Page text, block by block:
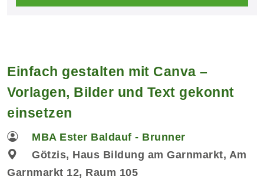
Einfach gestalten mit Canva –
Vorlagen, Bilder und Text gekonnt
einsetzen
MBA Ester Baldauf - Brunner
Götzis, Haus Bildung am Garnmarkt, Am
Garnmarkt 12, Raum 105